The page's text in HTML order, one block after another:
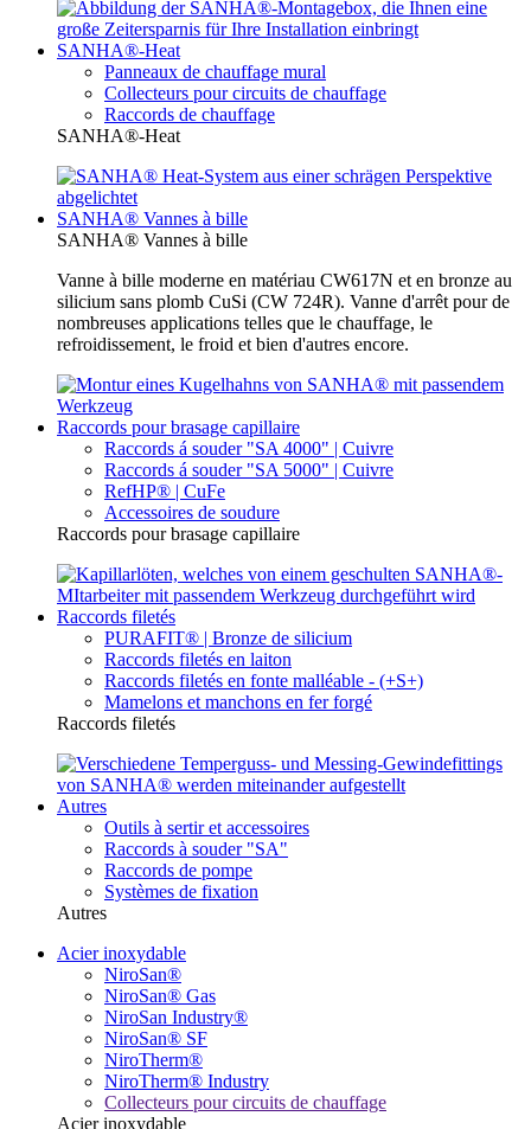
SANHA®-Heat
Panneaux de chauffage mural
Collecteurs pour circuits de chauffage
Raccords de chauffage
SANHA®-Heat
SANHA® Vannes à bille
SANHA® Vannes à bille
Vanne à bille moderne en matériau CW617N et en bronze au
silicium sans plomb CuSi (CW 724R). Vanne d'arrêt pour de
nombreuses applications telles que le chauffage, le
refroidissement, le froid et bien d'autres encore.
Raccords pour brasage capillaire
Raccords á souder "SA 4000" | Cuivre
Raccords á souder "SA 5000" | Cuivre
RefHP® | CuFe
Accessoires de soudure
Raccords pour brasage capillaire
Raccords filetés
PURAFIT® | Bronze de silicium
Raccords filetés en laiton
Raccords filetés en fonte malléable - (+S+)
Mamelons et manchons en fer forgé
Raccords filetés
Autres
Outils à sertir et accessoires
Raccords à souder "SA"
Raccords de pompe
Systèmes de fixation
Autres
Acier inoxydable
NiroSan®
NiroSan® Gas
NiroSan Industry®
NiroSan® SF
NiroTherm®
NiroTherm® Industry
Collecteurs pour circuits de chauffage
Acier inoxydable